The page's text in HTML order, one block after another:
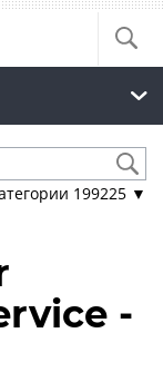
199225 ▼
-